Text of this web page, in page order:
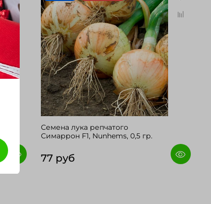
Семена лука репчатого
Симаррон F1, Nunhems, 0,5 гр.
77 руб